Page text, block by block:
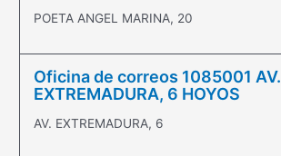
POETA ANGEL MARINA, 20
Oficina de correos 1085001 AV.
EXTREMADURA, 6 HOYOS
AV. EXTREMADURA, 6